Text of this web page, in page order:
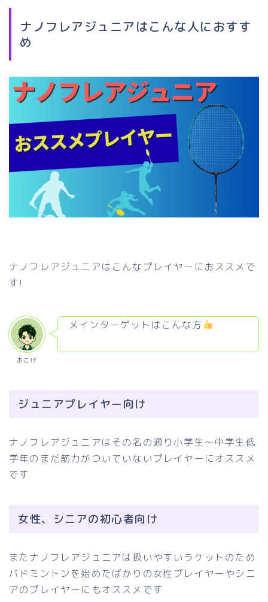
ナノフレアジュニアはこんな人におすす
め
ナノフレアジュニアはこんなプレイヤーにおススメで
す!
おこげ
メインターゲットはこんな方
ジュニアプレイヤー向け
ナノフレアジュニアはその名の通り小学生〜中学生低
学年のまだ筋力がついていないプレイヤーにオススメ
です
女性、シニアの初心者向け
またナノフレアジュニアは扱いやすいラケットのため
バドミントンを始めたばかりの女性プレイヤーやシニ
アのプレイヤーにもオススメです